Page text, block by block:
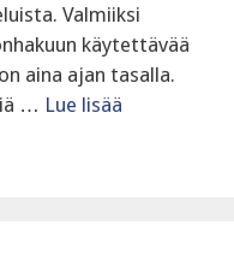
Valmiiksi
käytettävää
aina ajan tasalla.
… Lue lisää